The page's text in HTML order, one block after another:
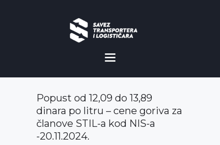
MISIJA I VIZIJA
CILJEVI
Popust od 12,09 do 13,89
dinara po litru – cene goriva za
članove STIL-a kod NIS-a
-20.11.2024.